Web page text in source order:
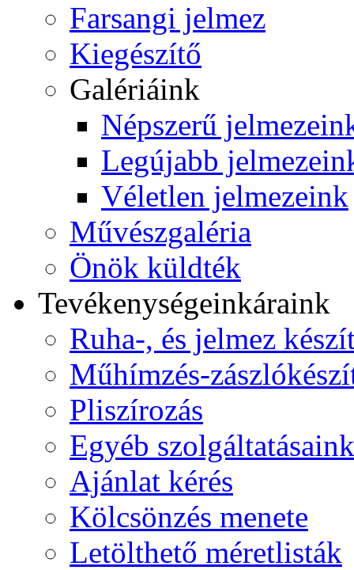
Farsangi jelmez
Kiegészítő
Galériáink
Népszerű
Legújabb
Véletlen jelmezeink
Művészgaléria
Önök küldték
Tevékenységeinkáraink
Ruha-, és jelmez
Műhímzés-
Pliszírozás
Egyéb szolgáltatásaink
Ajánlat kérés
Kölcsönzés menete
Letölthető méretlisták